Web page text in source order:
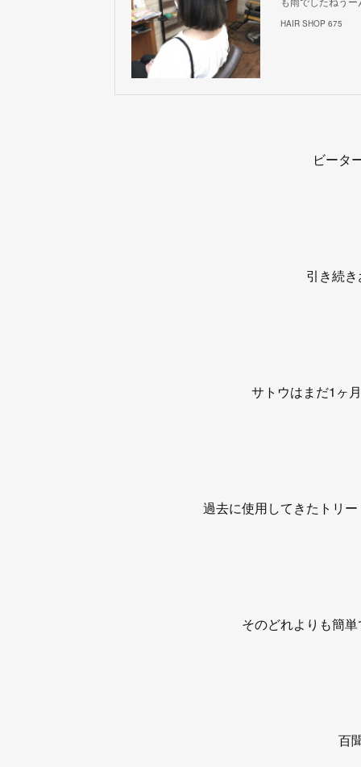
HAIR SHOP 675
ビータ
引き続
サトウはまだ1ヶ
過去に使用してきたトリ
そのどれよりも簡
百